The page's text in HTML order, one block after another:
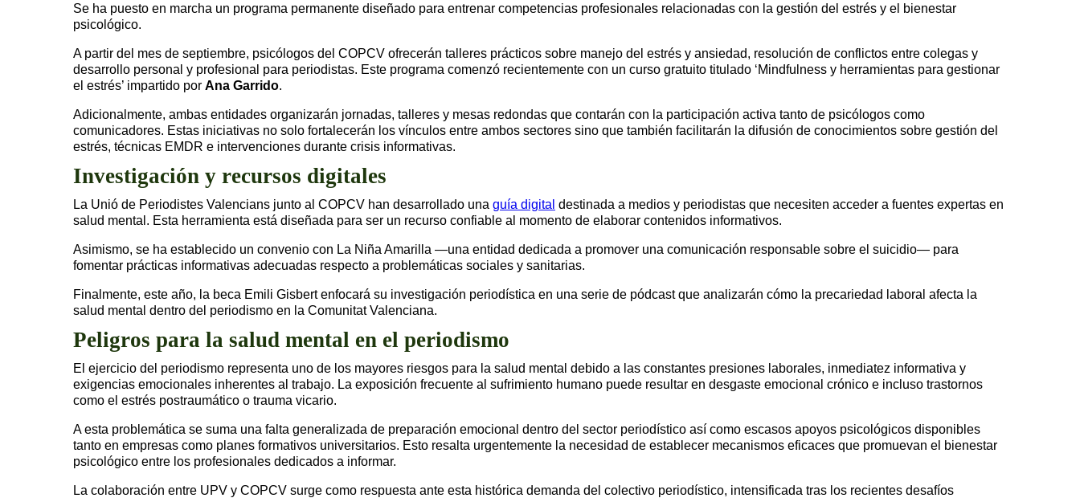
Se ha puesto en marcha un programa permanente diseñado para entrenar competencias profesionales relacionadas con la gestión del estrés y el bienestar
psicológico.
A partir del mes de septiembre, psicólogos del COPCV ofrecerán talleres prácticos sobre manejo del estrés y ansiedad, resolución de conflictos entre colegas y
desarrollo personal y profesional para periodistas. Este programa comenzó recientemente con un curso gratuito titulado ‘Mindfulness y herramientas para gestionar
el estrés’ impartido por Ana Garrido.
Adicionalmente, ambas entidades organizarán jornadas, talleres y mesas redondas que contarán con la participación activa tanto de psicólogos como
comunicadores. Estas iniciativas no solo fortalecerán los vínculos entre ambos sectores sino que también facilitarán la difusión de conocimientos sobre gestión del
estrés, técnicas EMDR e intervenciones durante crisis informativas.
Investigación y recursos digitales
La Unió de Periodistes Valencians junto al COPCV han desarrollado una guía digital destinada a medios y periodistas que necesiten acceder a fuentes expertas en
salud mental. Esta herramienta está diseñada para ser un recurso confiable al momento de elaborar contenidos informativos.
Asimismo, se ha establecido un convenio con La Niña Amarilla —una entidad dedicada a promover una comunicación responsable sobre el suicidio— para
fomentar prácticas informativas adecuadas respecto a problemáticas sociales y sanitarias.
Finalmente, este año, la beca Emili Gisbert enfocará su investigación periodística en una serie de pódcast que analizarán cómo la precariedad laboral afecta la
salud mental dentro del periodismo en la Comunitat Valenciana.
Peligros para la salud mental en el periodismo
El ejercicio del periodismo representa uno de los mayores riesgos para la salud mental debido a las constantes presiones laborales, inmediatez informativa y
exigencias emocionales inherentes al trabajo. La exposición frecuente al sufrimiento humano puede resultar en desgaste emocional crónico e incluso trastornos
como el estrés postraumático o trauma vicario.
A esta problemática se suma una falta generalizada de preparación emocional dentro del sector periodístico así como escasos apoyos psicológicos disponibles
tanto en empresas como planes formativos universitarios. Esto resalta urgentemente la necesidad de establecer mecanismos eficaces que promuevan el bienestar
psicológico entre los profesionales dedicados a informar.
La colaboración entre UPV y COPCV surge como respuesta ante esta histórica demanda del colectivo periodístico, intensificada tras los recientes desafíos